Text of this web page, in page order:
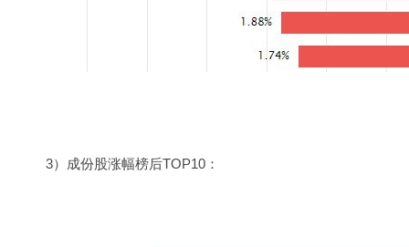
3）成份股涨幅榜后TOP10：